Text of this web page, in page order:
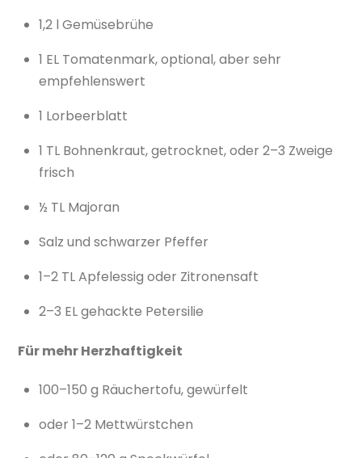
1,2 l Gemüsebrühe
1 EL Tomatenmark, optional, aber sehr
empfehlenswert
1 Lorbeerblatt
1 TL Bohnenkraut, getrocknet, oder 2–3 Zweige
frisch
½ TL Majoran
Salz und schwarzer Pfeffer
1–2 TL Apfelessig oder Zitronensaft
2–3 EL gehackte Petersilie
Für mehr Herzhaftigkeit
100–150 g Räuchertofu, gewürfelt
oder 1–2 Mettwürstchen